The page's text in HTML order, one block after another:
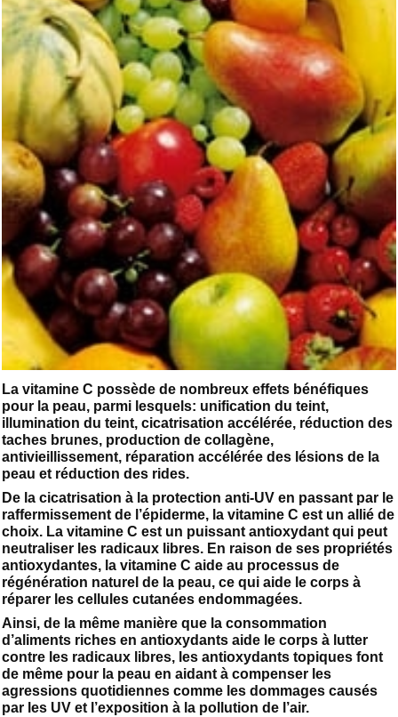
La vitamine C possède de nombreux effets bénéfiques
pour la peau, parmi lesquels: unification du teint,
illumination du teint, cicatrisation accélérée, réduction des
taches brunes, production de collagène,
antivieillissement, réparation accélérée des lésions de la
peau et réduction des rides.
De la cicatrisation à la protection anti-UV en passant par le
raffermissement de l’épiderme, la vitamine C est un allié de
choix. La vitamine C est un puissant antioxydant qui peut
neutraliser les radicaux libres. En raison de ses propriétés
antioxydantes, la vitamine C aide au processus de
régénération naturel de la peau, ce qui aide le corps à
réparer les cellules cutanées endommagées.
Ainsi, de la même manière que la consommation
d’aliments riches en antioxydants aide le corps à lutter
contre les radicaux libres, les antioxydants topiques font
de même pour la peau en aidant à compenser les
agressions quotidiennes comme les dommages causés
par les UV et l’exposition à la pollution de l’air.